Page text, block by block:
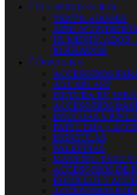
 CLIMATIZACION
VENTILADORES
AIRE
HUMIDIFICADOR
IONIZADOR
 PINTURA
ACCESORIOS
AGUAPLAST
PINTURA EN
ACCESORIOS
BROCHAS Y
PAPEL LIJA +
ESPATULAS
PALETINAS
MASKING TAKE Y
ACCESORIOS DE
RODILLOS Y
ACCESORIOS